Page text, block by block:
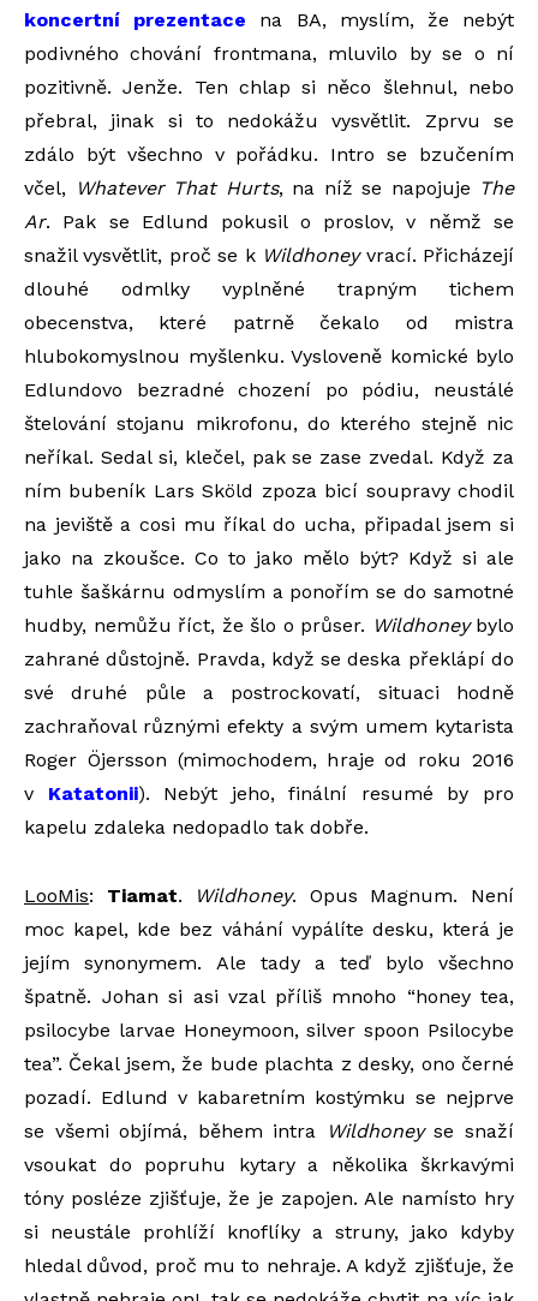
koncertní prezentace na BA, myslím, že nebýt
podivného chování frontmana, mluvilo by se o ní
pozitivně. Jenže. Ten chlap si něco šlehnul, nebo
přebral, jinak si to nedokážu vysvětlit. Zprvu se
zdálo být všechno v pořádku. Intro se bzučením
včel, Whatever That Hurts, na níž se napojuje The
Ar. Pak se Edlund pokusil o proslov, v němž se
snažil vysvětlit, proč se k Wildhoneyvrací. Přicházejí
dlouhé odmlky vyplněné trapným tichem
obecenstva, které patrně čekalo od mistra
hlubokomyslnou myšlenku. Vysloveně komické bylo
Edlundovo bezradné chození po pódiu, neustálé
štelování stojanu mikrofonu, do kterého stejně nic
neříkal. Sedal si, klečel, pak se zase zvedal. Když za
ním bubeník Lars Sköld zpoza bicí soupravy chodil
na jeviště a cosi mu říkal do ucha, připadal jsem si
jako na zkoušce. Co to jako mělo být? Když si ale
tuhle šaškárnu odmyslím a ponořím se do samotné
hudby, nemůžu říct, že šlo o průser. Wildhoneybylo
zahrané důstojně. Pravda, když se deska překlápí do
své druhé půle a postrockovatí, situaci hodně
zachraňoval různými efekty a svým umem kytarista
Roger Öjersson (mimochodem, hraje od roku 2016
v Katatonii). Nebýt jeho, finální resumé by pro
kapelu zdaleka nedopadlo tak dobře.
LooMis: Tiamat. Wildhoney. Opus Magnum. Není
moc kapel, kde bez váhání vypálíte desku, která je
jejím synonymem. Ale tady a teď bylo všechno
špatně. Johan si asi vzal příliš mnoho “honey tea,
psilocybe larvae Honeymoon, silver spoon Psilocybe
tea”. Čekal jsem, že bude plachta z desky, ono černé
pozadí. Edlund v kabaretním kostýmku se nejprve
se všemi objímá, během intra
Wildhoneyse snaží
vsoukat do popruhu kytary a několika škrkavými
tóny posléze zjišťuje, že je zapojen. Ale namísto hry
si neustále prohlíží knoflíky a struny, jako kdyby
hledal důvod, proč mu to nehraje. A když zjišťuje, že